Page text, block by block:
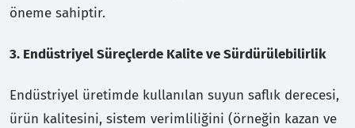
öneme sahiptir.
3. Endüstriyel Süreçlerde Kalite ve Sürdürülebilirlik
Endüstriyel üretimde kullanılan suyun saflık derecesi,
ürün kalitesini, sistem verimliliğini (örneğin kazan ve